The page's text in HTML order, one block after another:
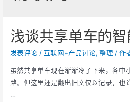
浅谈共享单车的智
发表评论 / 互联网+产品讨论,整理 / 作
虽然共享单车现在渐渐冷了下来，各中
路。但这里还是翻出旧文仅以记录，也
…